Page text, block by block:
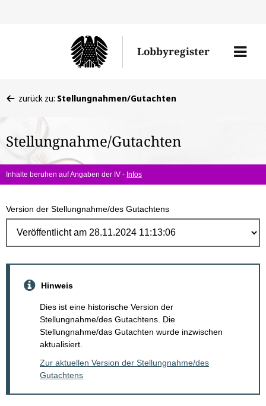
Lobbyregister
Menü
befinden
hier:
zurück zu: Stellungnahmen/Gutachten
Stellungnahme/Gutachten
Inhalte beruhen auf Angaben der IV - Infos
Version der Stellungnahme/des Gutachtens
Hinweis
Dies ist eine historische Version der
Stellungnahme/des Gutachtens. Die
Stellungnahme/das Gutachten wurde inzwischen
aktualisiert.
Zur aktuellen Version der Stellungnahme/des
Gutachtens